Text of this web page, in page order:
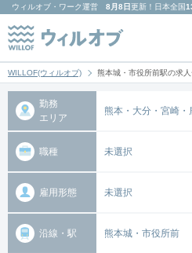
ウィルオブ・ワーク運営 8月8日更新！日本全国
WILLOF(ウィルオブ) 熊本城・市役所前駅の求人
勤務
エリア
熊本・大分・宮崎・
職種 未選択
雇用形態 未選択
沿線・駅 熊本城・市役所前